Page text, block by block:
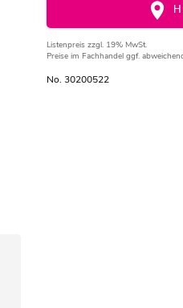
Listenpreis zzgl. 19% MwSt.
Preise im Fachhandel ggf.
No. 30200522